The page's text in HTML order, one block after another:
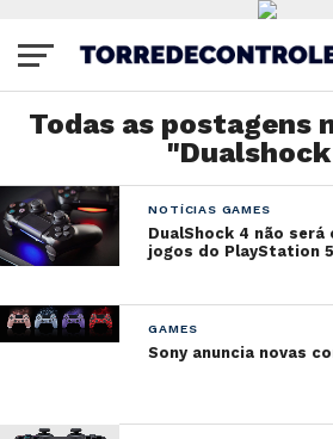
Todas as postagens
NOTÍCIAS GAMES
DualShock 4 não
jogos do PlayStation 5
GAMES
Sony anuncia novas